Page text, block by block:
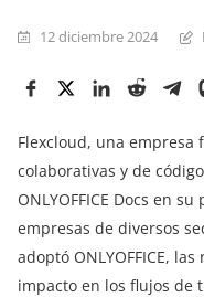
12 diciembre 2024
Flexcloud, una empresa
colaborativas y de
ONLYOFFICE Docs en
empresas de diversos
adoptó ONLYOFFICE,
impacto en los flujos de